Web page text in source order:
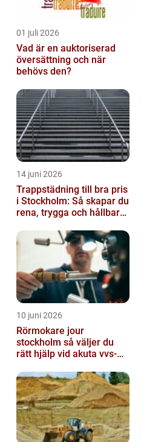
01 juli 2026
Vad är en auktoriserad
översättning och när
behövs den?
14 juni 2026
Trappstädning till bra pris
i Stockholm: Så skapar du
rena, trygga och hållbara
10 juni 2026
Rörmokare jour
stockholm så väljer du
rätt hjälp vid akuta vvs-